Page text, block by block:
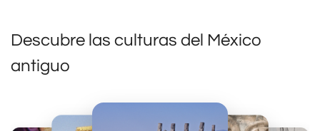
Descubre las culturas del México
antiguo